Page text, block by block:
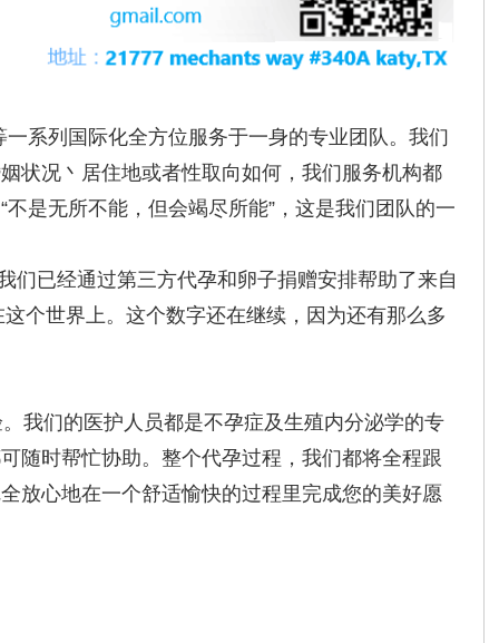
系列国际化全方位服务于一身的专业团队。我们
状况丶居住地或者性取向如何，我们服务机构都
是无所不能，但会竭尽所能”，这是我们团队的一
们已经通过第三方代孕和卵子捐赠安排帮助了来自
个世界上。这个数字还在继续，因为还有那么多
我们的医护人员都是不孕症及生殖内分泌学的专
随时帮忙协助。整个代孕过程，我们都将全程跟
放心地在一个舒适愉快的过程里完成您的美好愿